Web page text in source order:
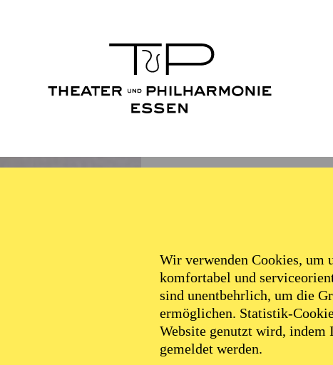
Wir verwenden Cookies, um
komfortabel und
sind unentbehrlich, um die
ermöglichen. Statistik-
Website genutzt wird, indem
gemeldet werden.